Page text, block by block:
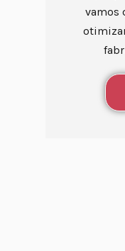
vamos